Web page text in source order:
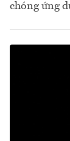
chóng ứng